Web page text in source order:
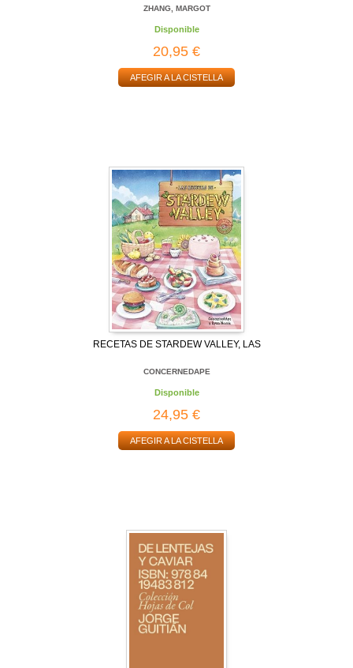
ZHANG, MARGOT
Disponible
20,95 €
AFEGIR A LA CISTELLA
RECETAS DE STARDEW VALLEY, LAS
CONCERNEDAPE
Disponible
24,95 €
AFEGIR A LA CISTELLA